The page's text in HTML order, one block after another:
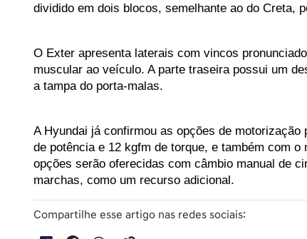
dividido em dois blocos, semelhante ao do Creta,
O Exter apresenta laterais com vincos
muscular ao veículo. A parte traseira possui um
a tampa do porta-malas.
A Hyundai já confirmou as opções de
de potência e 12 kgfm de torque, e também com
opções serão oferecidas com câmbio manual de
marchas, como um recurso adicional.
Compartilhe esse artigo nas redes sociais: